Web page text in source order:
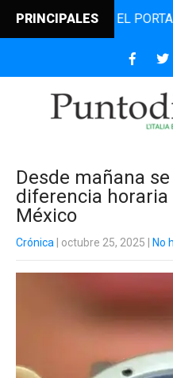
PRINCIPALESEL PORTAL DE
Desde mañana
diferencia
México
Crónica | octubre 25, 2025 No